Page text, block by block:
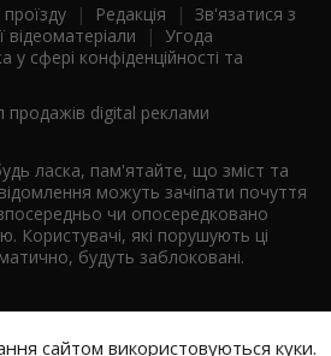
| Редакція | Зв'язатися з
відеоматеріали | Угода
у сфері конфіденційності та
продажів digital реклами
ласка, пам'ятайте, що зміст та
можуть зачіпати почуття
чи опосередковано
Користувачі, які порушують ці
будуть заблоковані.
сайтом використовуються куки.